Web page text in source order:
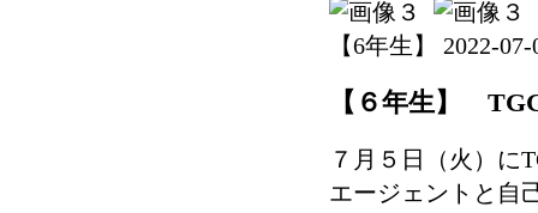
【6年生】 2022-
【６年生】
７月５日（火）に
エージェントと自